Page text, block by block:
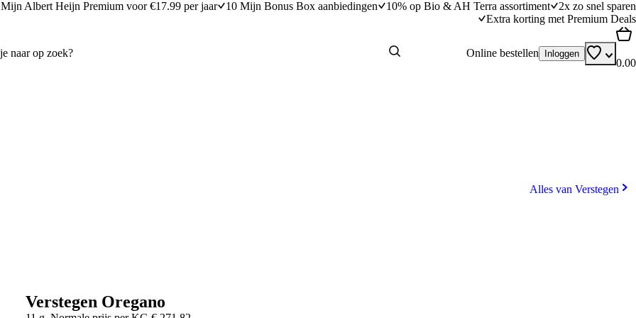
Mijn Albert Heijn Premium voor €17.99 per jaar 10 Mijn Bonus Box aanbiedingen 10% op Bio & AH Terra assortiment
2x zo snel sparen
Extra korting met Premium Deals
Online bestellen Inloggen
0.00
Alles van Verstegen
Verstegen Oregano